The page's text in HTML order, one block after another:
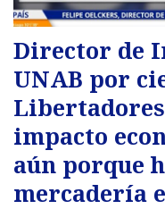
Director de
UNAB por
impacto
aún porque
mercadería